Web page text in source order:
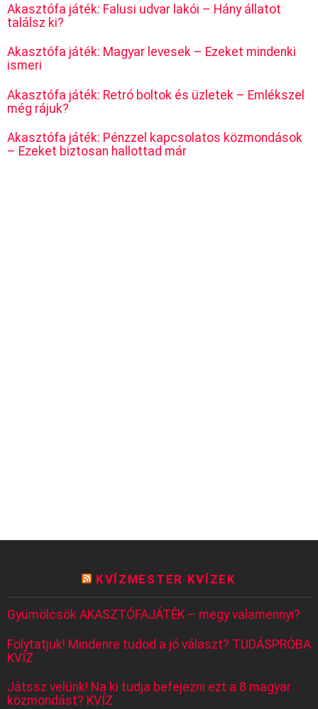
Akasztófa játék: Falusi udvar lakói – Hány állatot
találsz ki?
Akasztófa játék: Magyar levesek – Ezeket mindenki
ismeri
Akasztófa játék: Retró boltok és üzletek – Emlékszel
még rájuk?
Akasztófa játék: Pénzzel kapcsolatos közmondások
– Ezeket biztosan hallottad már
KVÍZMESTER KVÍZEK
Gyümölcsök AKASZTÓFAJÁTÉK – megy valamennyi?
Folytatjuk! Mindenre tudod a jó választ? TUDÁSPRÓBA
KVÍZ
Játssz velünk! Na ki tudja befejezni ezt a 8 magyar
közmondást? KVÍZ